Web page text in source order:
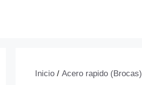
Inicio / Acero rapido (Brocas)